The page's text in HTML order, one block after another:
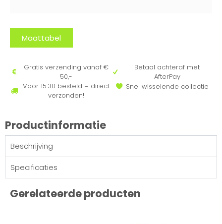
Maattabel
Gratis verzending vanaf €
50,-
Voor 15:30 besteld = direct
verzonden!
Betaal achteraf met
AfterPay
Snel wisselende collectie
Productinformatie
Beschrijving
Specificaties
Gerelateerde producten